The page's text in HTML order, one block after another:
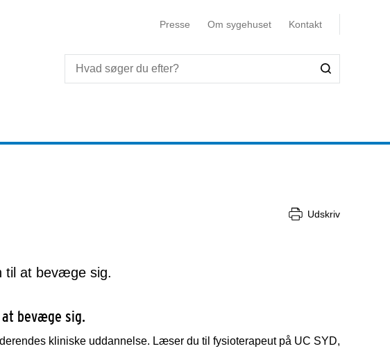
Presse Om sygehuset Kontakt
Udskriv
til at bevæge sig.
bevæge sig.
kliniske uddannelse. Læser du til fysioterapeut på UC SYD,